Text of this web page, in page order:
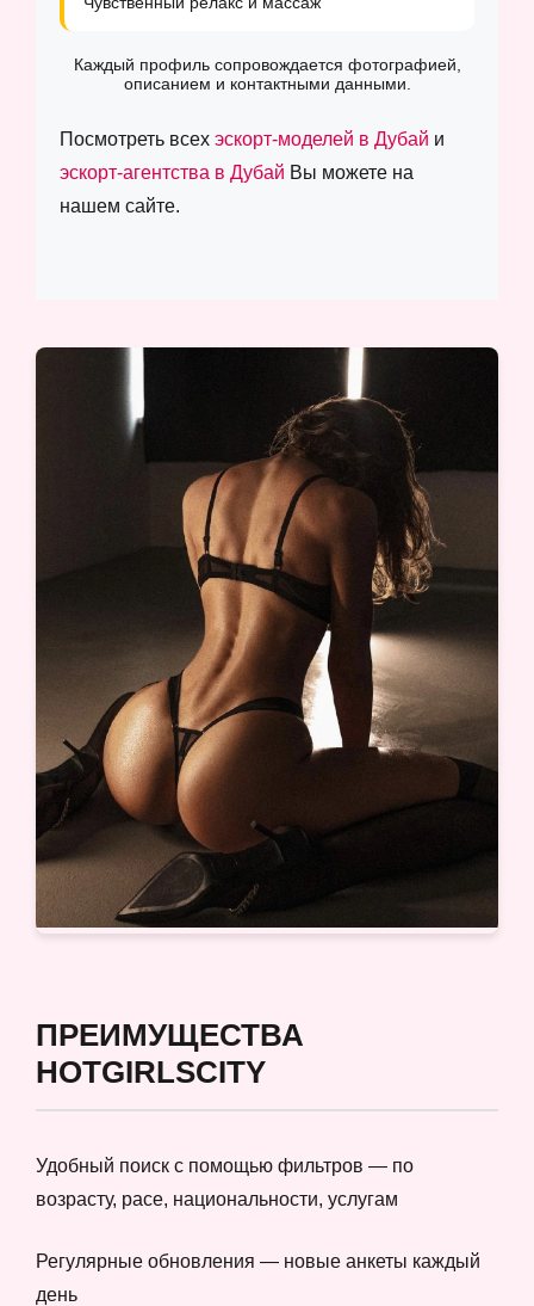
Каждый профиль сопровождается фотографией,
описанием и контактными данными.
Посмотреть всех эскорт-моделей в Дубай и
эскорт-агентства в Дубай Вы можете на
нашем сайте.
ПРЕИМУЩЕСТВА
HOTGIRLSCITY
Удобный поиск с помощью фильтров — по
возрасту, расе, национальности, услугам
Регулярные обновления — новые анкеты каждый
день